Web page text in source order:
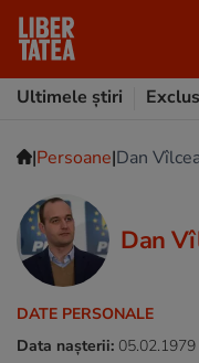
Ultimele știri
|Persoane|Dan
Dan
DATE PERSONALE
Data nașterii: 05.02.1979